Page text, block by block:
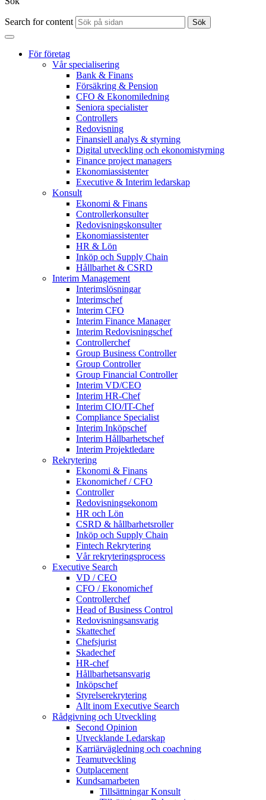
Search for content Sök
För företag
Vår specialisering
Bank & Finans
Försäkring & Pension
CFO & Ekonomiledning
Seniora specialister
Controllers
Redovisning
Finansiell analys & styrning
Digital utveckling och ekonomistyrning
Finance project managers
Ekonomiassistenter
Executive & Interim ledarskap
Konsult
Ekonomi & Finans
Controllerkonsulter
Redovisningskonsulter
Ekonomiassistenter
HR & Lön
Inköp och Supply Chain
Hållbarhet & CSRD
Interim Management
Interimslösningar
Interimschef
Interim CFO
Interim Finance Manager
Interim Redovisningschef
Controllerchef
Group Business Controller
Group Controller
Group Financial Controller
Interim VD/CEO
Interim HR-Chef
Interim CIO/IT-Chef
Compliance Specialist
Interim Inköpschef
Interim Hållbarhetschef
Interim Projektledare
Rekrytering
Ekonomi & Finans
Ekonomichef / CFO
Controller
Redovisningsekonom
HR och Lön
CSRD & hållbarhetsroller
Inköp och Supply Chain
Fintech Rekrytering
Vår rekryteringsprocess
Executive Search
VD / CEO
CFO / Ekonomichef
Controllerchef
Head of Business Control
Redovisningsansvarig
Skattechef
Chefsjurist
Skadechef
HR-chef
Hållbarhetsansvarig
Inköpschef
Styrelserekrytering
Allt inom Executive Search
Rådgivning och Utveckling
Second Opinion
Utvecklande Ledarskap
Karriärvägledning och coachning
Teamutveckling
Outplacement
Kundsamarbeten
Tillsättningar Konsult